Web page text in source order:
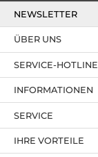
NEWSLETTER
SERVICE-HOTLINE
IHRE VORTEILE
ÜBER UNS
INFORMATIONEN
SERVICE